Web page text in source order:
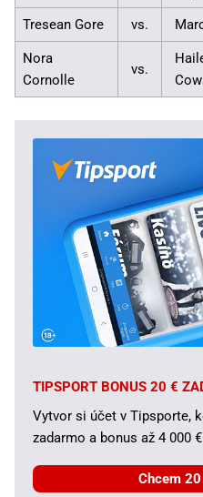
Tresean Gore vs.
Nora
Cornolle
vs.
TIPSPORT BONUS 20 €
Vytvor si účet v Tipsporte,
zadarmo a bonus až 4 000
Chcem